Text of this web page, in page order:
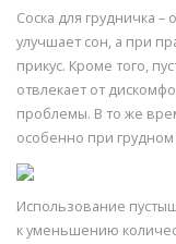
Соска для грудничка
улучшает сон, а при
прикус. Кроме того,
отвлекает от
проблемы. В то же
особенно при
Использование
к уменьшению